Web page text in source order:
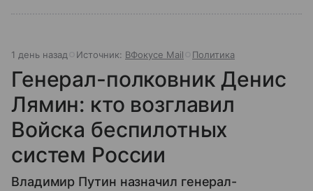
1 день назад Источник: ВФокусе Mail Политика
Генерал-полковник Денис
Лямин: кто возглавил
Войска беспилотных
систем России
Владимир Путин назначил генерал-